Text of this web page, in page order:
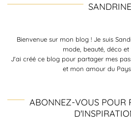
SANDRINE
Bienvenue sur mon blog ! Je suis
mode, beauté, déco et
J'ai créé ce blog pour partager mes
et mon amour du
ABONNEZ-VOUS POUR